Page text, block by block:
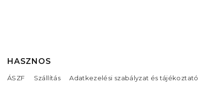
HASZNOS
ÁSZF Szállítás
Adatkezelési szabályzat és tájékoztató